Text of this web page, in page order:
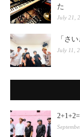
た
July 21,
「さ
July 11,